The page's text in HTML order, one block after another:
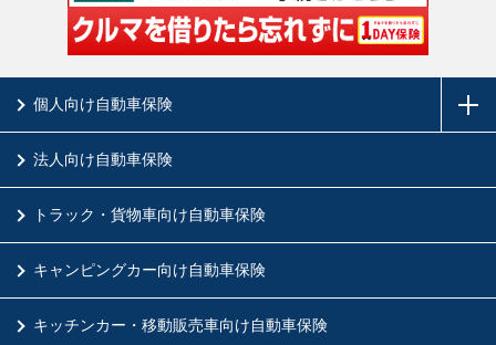
個人向け自動車保険
法人向け自動車保険
トラック・貨物車向け自動車保険
キャンピングカー向け自動車保険
キッチンカー・移動販売車向け自動車保険